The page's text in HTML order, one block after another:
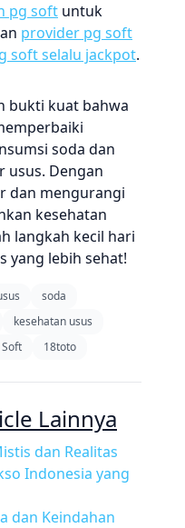
pg soft untuk
provider pg soft
soft selalu jackpot.
bukti kuat bahwa
soda dan
usus. Dengan
dan mengurangi
kesehatan
langkah kecil hari
yang lebih sehat!
soda
kesehatan usus
Soft 18toto
Lainnya
dan Realitas
Indonesia yang
dan Keindahan